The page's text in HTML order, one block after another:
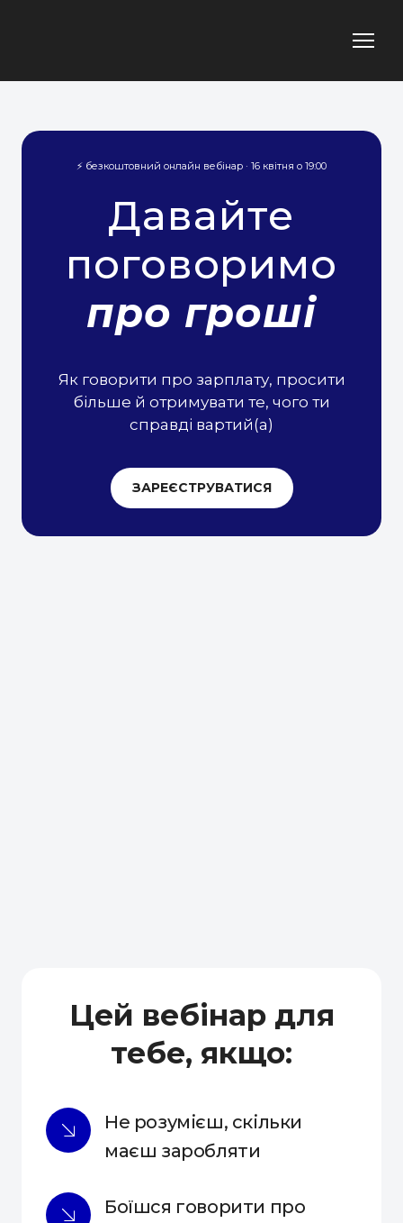
⚡ безкоштовний онлайн вебінар · 16 квітня о 19:00
Давайте
поговоримо
про гроші
Як говорити про зарплату, просити
більше й отримувати те, чого ти
справді вартий(а)
ЗАРЕЄСТРУВАТИСЯ
Цей вебінар для
тебе, якщо:
Не розумієш, скільки
маєш заробляти
Боїшся говорити про